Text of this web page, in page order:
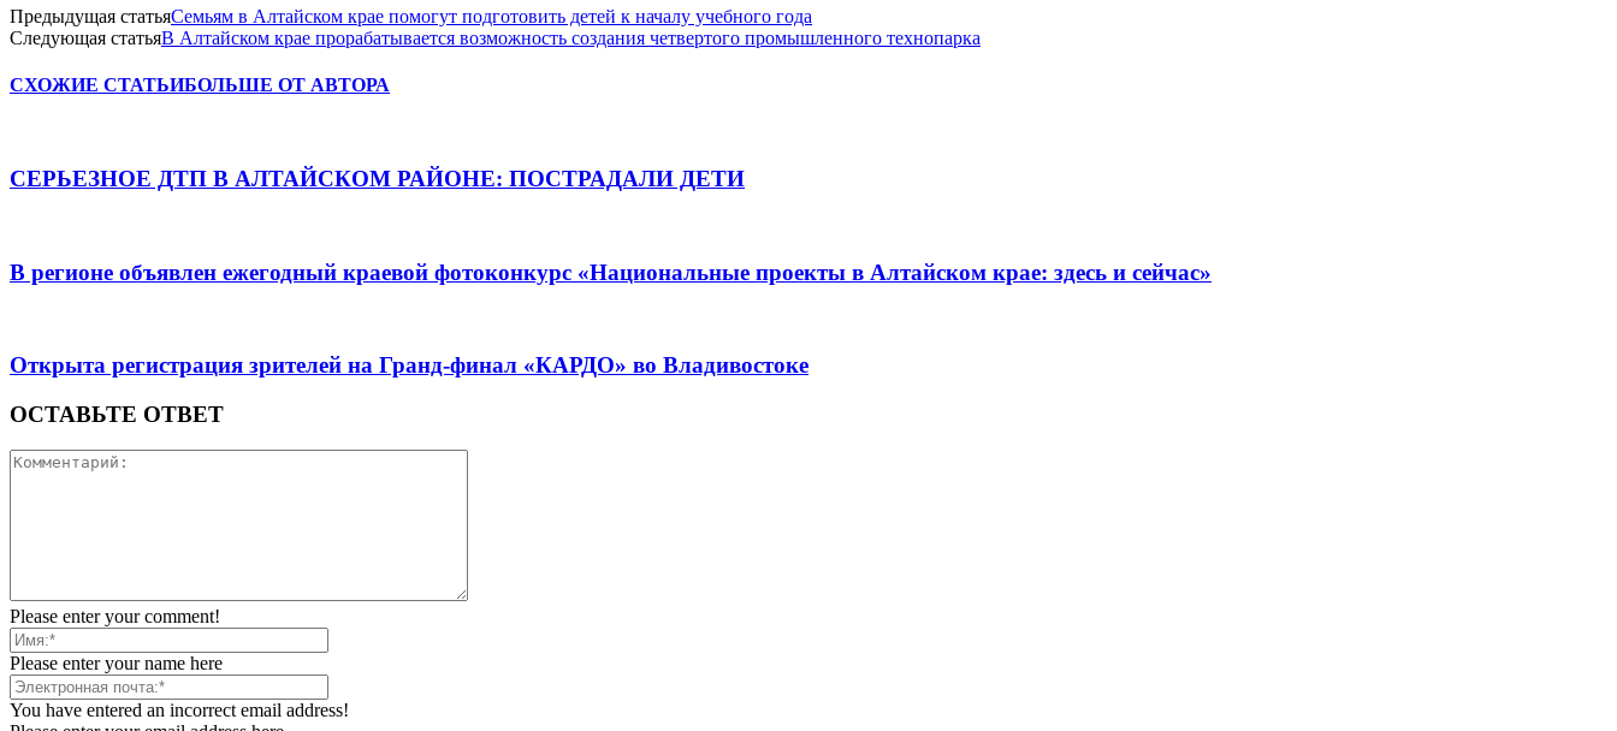
Предыдущая статьяСемьям в Алтайском крае помогут подготовить детей к началу учебного года
Следующая статьяВ Алтайском крае прорабатывается возможность создания четвертого промышленного технопарка
СХОЖИЕ СТАТЬИБОЛЬШЕ ОТ АВТОРА
СЕРЬЕЗНОЕ ДТП В АЛТАЙСКОМ РАЙОНЕ: ПОСТРАДАЛИ ДЕТИ
В регионе объявлен ежегодный краевой фотоконкурс «Национальные проекты в Алтайском крае: здесь и сейчас»
Открыта регистрация зрителей на Гранд-финал «КАРДО» во Владивостоке
ОСТАВЬТЕ ОТВЕТ
Please enter your comment!
Please enter your name here
You have entered an incorrect email address!